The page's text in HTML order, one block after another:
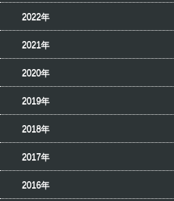
2022年
2021年
2020年
2019年
2018年
2017年
2016年